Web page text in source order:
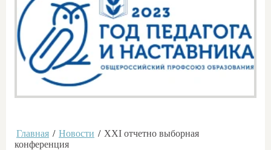
Главная / Новости / XXI отчетно выборная
конференция